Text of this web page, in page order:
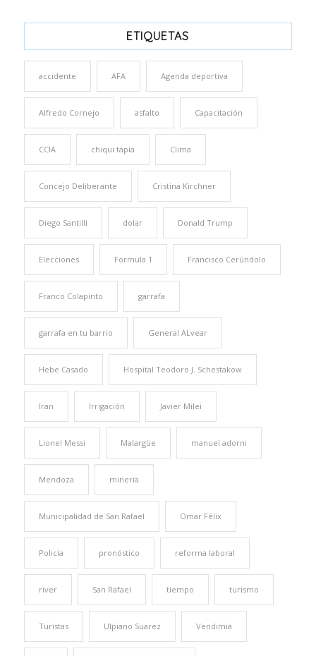
ETIQUETAS
accidente AFA Agenda deportiva
Alfredo Cornejo asfalto Capacitación
CCIA chiqui tapia Clima
Concejo Deliberante Cristina Kirchner
Diego Santilli dolar Donald Trump
Elecciones Formula 1 Francisco Cerúndolo
Franco Colapinto garrafa
garrafa en tu barrio General ALvear
Hebe Casado Hospital Teodoro J. Schestakow
Iran Irrigación Javier Milei
Lionel Messi Malargüe manuel adorni
Mendoza minería
Municipalidad de San Rafael Omar Félix
Policía pronóstico reforma laboral
river San Rafael tiempo turismo
Turistas Ulpiano Suarez Vendimia